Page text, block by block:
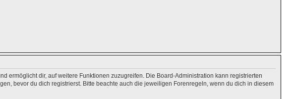
ermöglicht dir, auf weitere Funktionen zuzugreifen. Die Board-Administration kann registrierten
bevor du dich registrierst. Bitte beachte auch die jeweiligen Forenregeln, wenn du dich in diesem